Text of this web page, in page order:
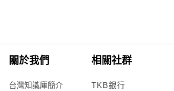
關於我們
台灣知識庫簡介
相關社群
TKB銀行